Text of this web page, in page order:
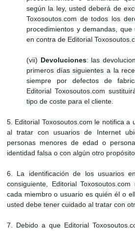
según la ley, usted deberá de
Toxosoutos.com de todos los
procedimientos y demandas,
en contra de Editorial
(vii) Devoluciones: las
primeros días siguientes a la
siempre por defectos de
Editorial Toxosoutos.com
tipo de coste para el cliente.
5. Editorial Toxosoutos.com le notifica a
al tratar con usuarios de Internet
personas menores de edad o
identidad falsa o con algún otro
6. La identificación de los usuarios
consiguiente, Editorial
cada miembro o usuario es quién él o
usted debe tener cuidado al tratar con
7. Debido a que Editorial